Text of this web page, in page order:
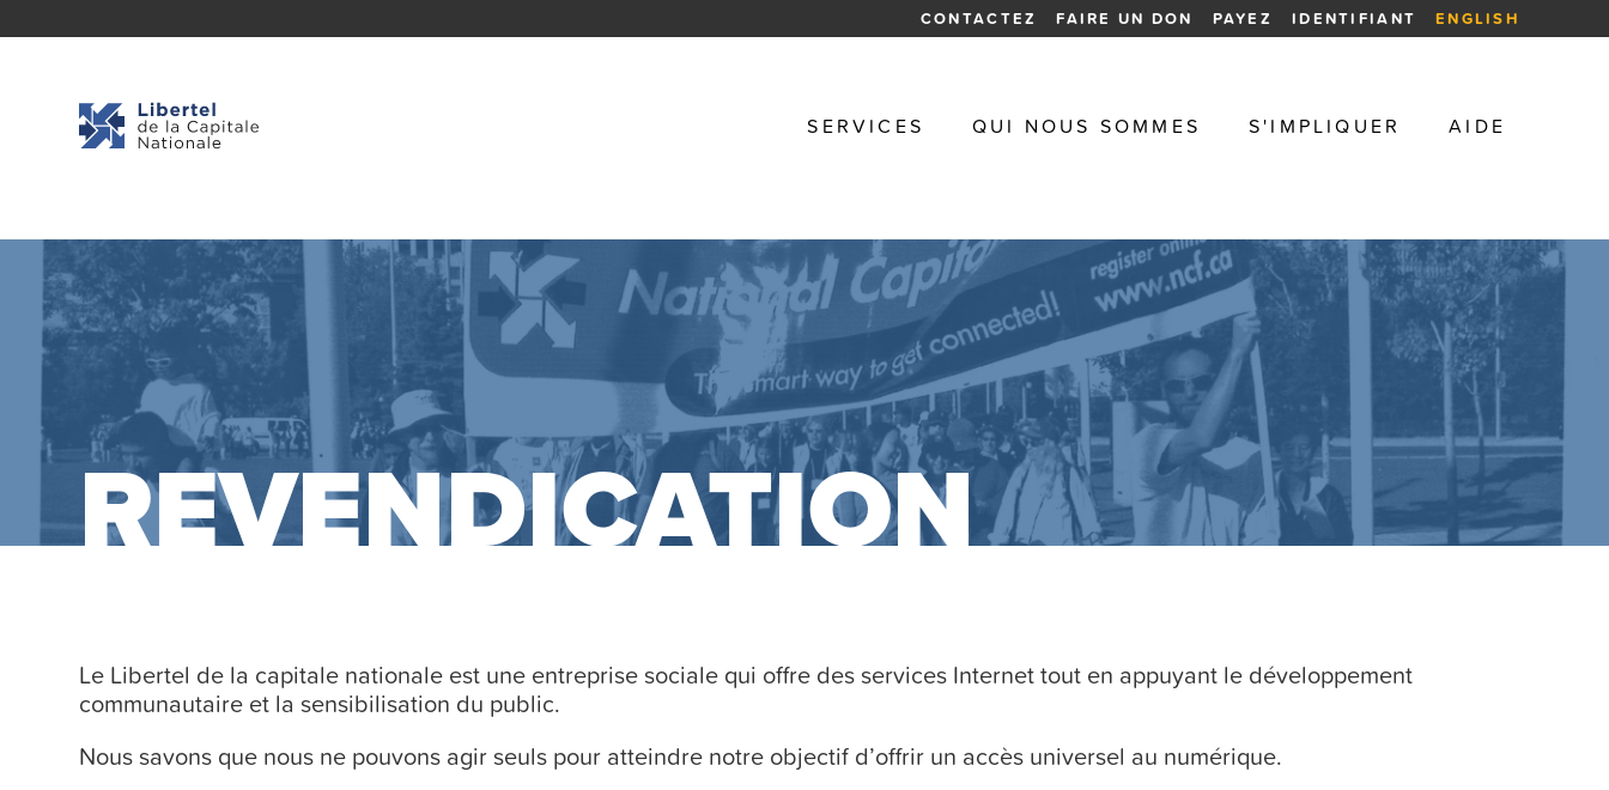
CONTACTEZ FAIRE UN DON PAYEZ IDENTIFIANT ENGLISH
SERVICES QUI NOUS SOMMES S'IMPLIQUER AIDE
REVENDICATION
Le Libertel de la capitale nationale est une entreprise sociale qui offre des services Internet tout en appuyant le développement
communautaire et la sensibilisation du public.
Nous savons que nous ne pouvons agir seuls pour atteindre notre objectif d’offrir un accès universel au numérique.